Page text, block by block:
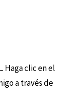
Haga clic en el
a través de